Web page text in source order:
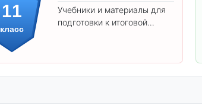
11
класс
Учебники и материалы для
подготовки к итоговой